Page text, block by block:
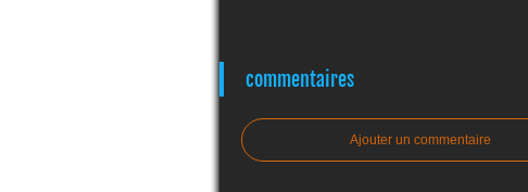
commentaires
Ajouter un commentaire